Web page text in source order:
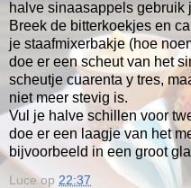
halve sinaasappels gebruik
Breek de bitterkoekjes en
je staafmixerbakje (hoe
doe er een scheut van het
scheutje cuarenta y tres,
niet meer stevig is.
Vul je halve schillen voor
doe er een laagje van het
bijvoorbeeld in een groot
Luce op 22:37